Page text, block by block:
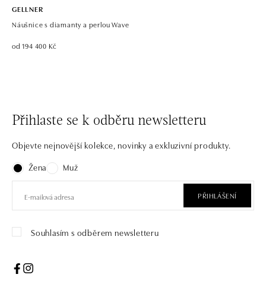
GELLNER
Náušnice s diamanty a perlou Wave
od 194 400 Kč
Přihlaste se k odběru newsletteru
Objevte nejnovější kolekce, novinky a exkluzivní produkty.
Žena
Muž
PŘIHLÁŠENÍ
Souhlasím s odběrem newsletteru